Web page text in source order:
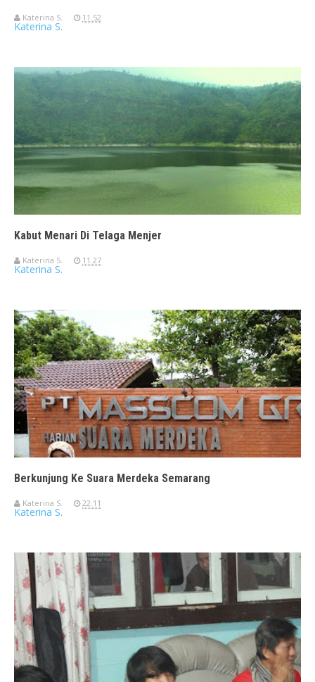
Katerina S. 11.52
Katerina S.
Kabut Menari Di Telaga Menjer
Katerina S. 11.27
Katerina S.
Berkunjung Ke Suara Merdeka Semarang
Katerina S. 22.11
Katerina S.